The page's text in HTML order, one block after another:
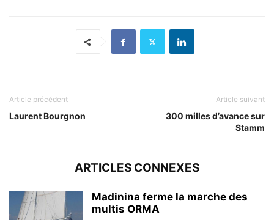
Article précédent
Laurent Bourgnon
Article suivant
300 milles d’avance sur
Stamm
ARTICLES CONNEXES
Madinina ferme la marche des
multis ORMA